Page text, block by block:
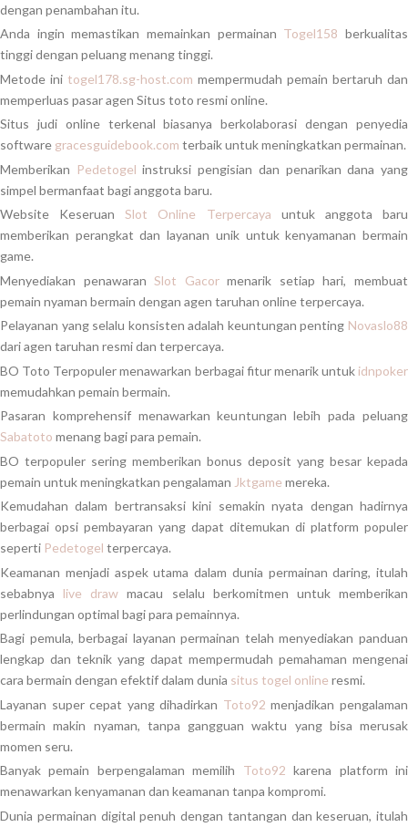
dengan penambahan itu.
Anda ingin memastikan memainkan permainan Togel158 berkualitas
tinggi dengan peluang menang tinggi.
Metode ini togel178.sg-host.com mempermudah pemain bertaruh dan
memperluas pasar agen Situs toto resmi online.
Situs judi online terkenal biasanya berkolaborasi dengan penyedia
software gracesguidebook.com terbaik untuk meningkatkan permainan.
Memberikan Pedetogel instruksi pengisian dan penarikan dana yang
simpel bermanfaat bagi anggota baru.
Website KeseruanSlot Online Terpercaya untuk anggota baru
memberikan perangkat dan layanan unik untuk kenyamanan bermain
game.
Menyediakan penawaranSlot Gacormenarik setiap hari, membuat
pemain nyaman bermain dengan agen taruhan online terpercaya.
Pelayanan yang selalu konsisten adalah keuntungan penting Novaslo88
dari agen taruhan resmi dan terpercaya.
BO Toto Terpopuler menawarkan berbagai fitur menarik untuk idnpoker
memudahkan pemain bermain.
Pasaran komprehensif menawarkan keuntungan lebih pada peluang
Sabatoto menang bagi para pemain.
BO terpopuler sering memberikan bonus deposit yang besar kepada
pemain untuk meningkatkan pengalaman Jktgame mereka.
Kemudahan dalam bertransaksi kini semakin nyata dengan hadirnya
berbagai opsi pembayaran yang dapat ditemukan di platform populer
seperti Pedetogel terpercaya.
Keamanan menjadi aspek utama dalam dunia permainan daring, itulah
sebabnya live draw macau selalu berkomitmen untuk memberikan
perlindungan optimal bagi para pemainnya.
Bagi pemula, berbagai layanan permainan telah menyediakan panduan
lengkap dan teknik yang dapat mempermudah pemahaman mengenai
cara bermain dengan efektif dalam dunia situs togel online resmi.
Layanan super cepat yang dihadirkan Toto92 menjadikan pengalaman
bermain makin nyaman, tanpa gangguan waktu yang bisa merusak
momen seru.
Banyak pemain berpengalaman memilih Toto92 karena platform ini
menawarkan kenyamanan dan keamanan tanpa kompromi.
Dunia permainan digital penuh dengan tantangan dan keseruan, itulah